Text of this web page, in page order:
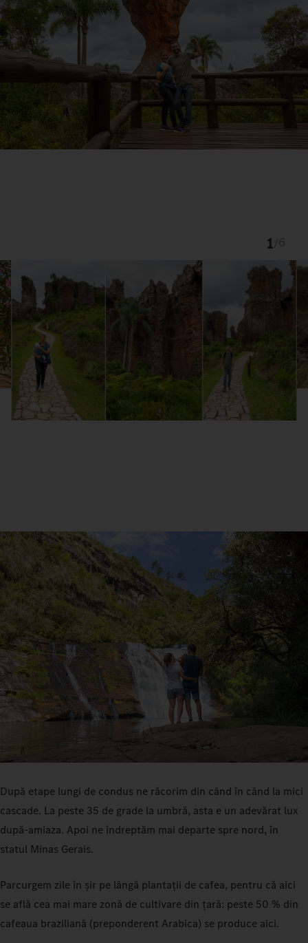
1
După etape lungi de condus ne răcorim din când în când la mici
cascade. La peste 35 de grade la umbră, asta e un adevărat lux
după-amiaza. Apoi ne îndreptăm mai departe spre nord, în
statul Minas Gerais.
Parcurgem zile în șir pe lângă plantații de cafea, pentru că aici
se află cea mai mare zonă de cultivare din țară: peste 50 % din
cafeaua braziliană (preponderent Arabica) se produce aici.